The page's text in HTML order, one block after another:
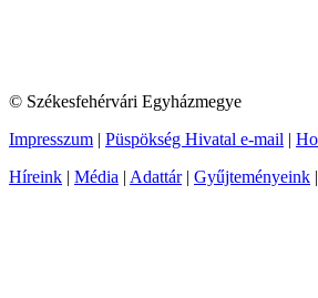
© Székesfehérvári Egyházmegye
Impresszum | Püspökség Hivatal e-mail |
Híreink | Média | Adattár| Gyűjteményeink |